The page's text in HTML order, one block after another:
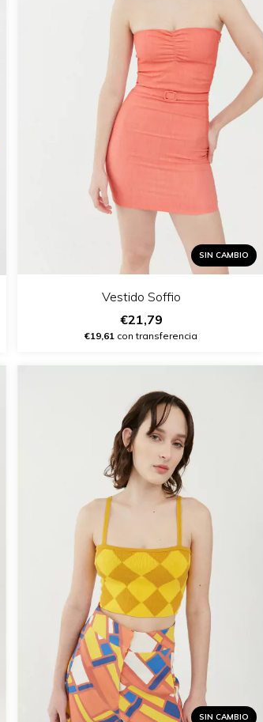
SIN CAMBIO
Vestido Soffio
€21,79
€19,61 con transferencia
SIN CAMBIO